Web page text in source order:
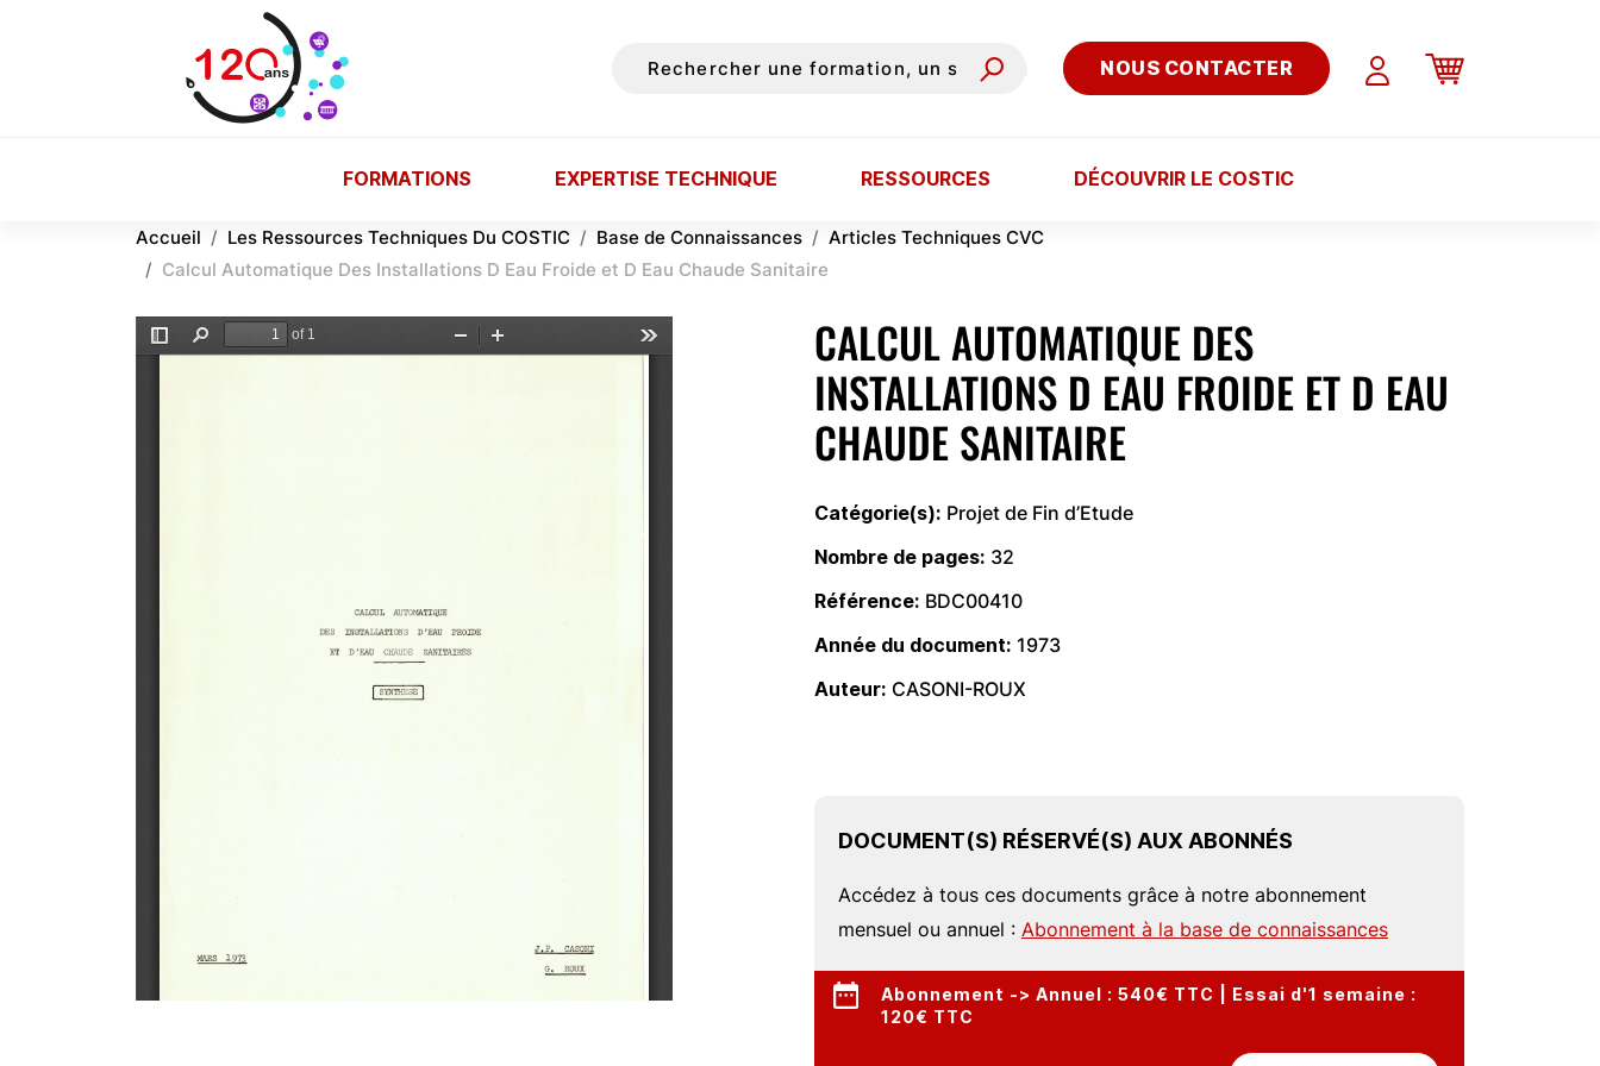
NOUS CONTACTER
FORMATIONS EXPERTISE TECHNIQUE RESSOURCES DÉCOUVRIR LE COSTIC
Accueil Les Ressources Techniques Du COSTIC Base de Connaissances
Articles Techniques CVC
Calcul Automatique Des Installations D Eau Froide et D Eau Chaude Sanitaire
CALCUL AUTOMATIQUE DES
INSTALLATIONS D EAU FROIDE ET D EAU
CHAUDE SANITAIRE
Catégorie(s) Projet de Fin d’Etude
Nombre de pages 32
Référence BDC00410
Année du document 1973
Auteur CASONI-ROUX
DOCUMENT(S) RÉSERVÉ(S) AUX ABONNÉS
Accédez à tous ces documents grâce à notre abonnement
mensuel ou annuel : Abonnement à la base de connaissances
Abonnement -> Annuel : 540€ TTC | Essai d'1 semaine :
120€ TTC